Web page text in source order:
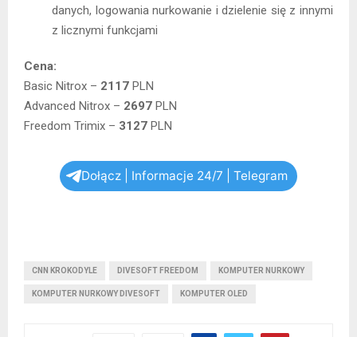
danych, logowania nurkowanie i dzielenie się z innymi
z licznymi funkcjami
Cena:
Basic Nitrox – 2117 PLN
Advanced Nitrox – 2697 PLN
Freedom Trimix – 3127 PLN
Dołącz | Informacje 24/7 | Telegram
CNN KROKODYLE DIVESOFT FREEDOM KOMPUTER NURKOWY
KOMPUTER NURKOWY DIVESOFT KOMPUTER OLED